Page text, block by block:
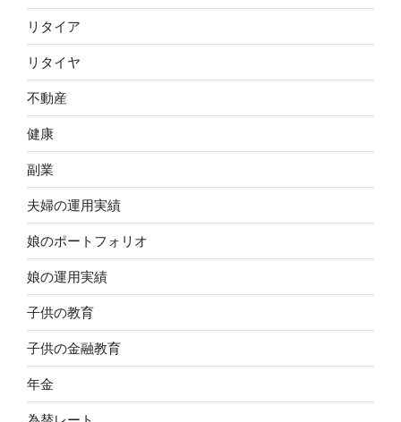
リタイア
リタイヤ
不動産
健康
副業
夫婦の運用実績
娘のポートフォリオ
娘の運用実績
子供の教育
子供の金融教育
年金